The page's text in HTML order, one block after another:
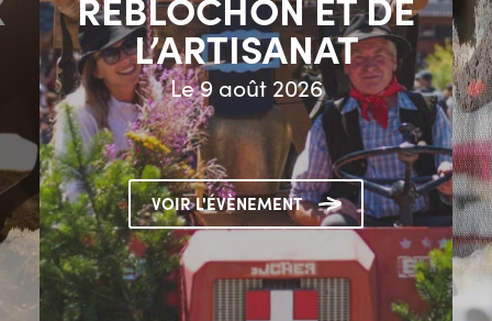
L’ARTISANAT
Le 9 août 2026
VOIR L'ÉVÈNEMENT